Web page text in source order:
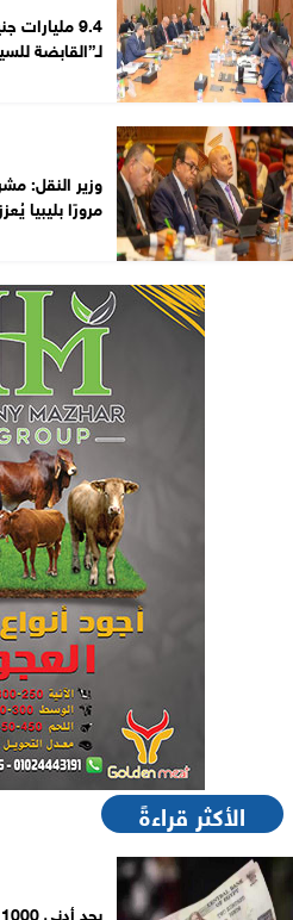
9.4
لـ”القابضة
وزير النقل:
مرورًا بليبيا
الأكثر قراءةً